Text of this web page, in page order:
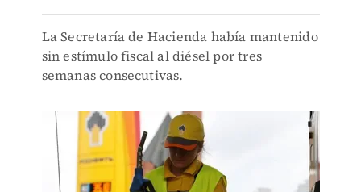
La Secretaría de Hacienda había mantenido
sin estímulo fiscal al diésel por tres
semanas consecutivas.